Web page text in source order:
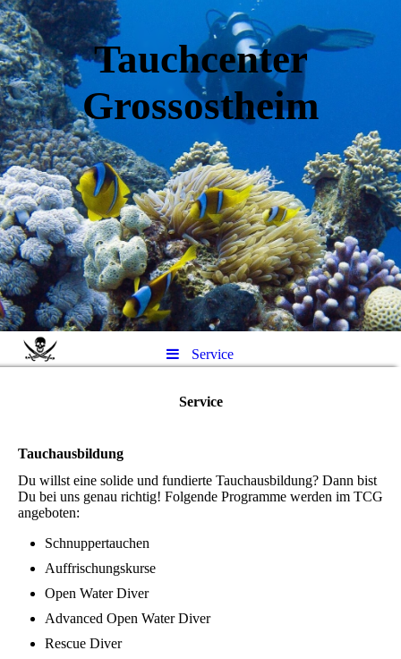
Tauchcenter
Grossostheim
Service
Service
Tauchausbildung
Du willst eine solide und fundierte Tauchausbildung? Dann bist
Du bei uns genau richtig! Folgende Programme werden im TCG
angeboten:
Schnuppertauchen
Auffrischungskurse
Open Water Diver
Advanced Open Water Diver
Rescue Diver